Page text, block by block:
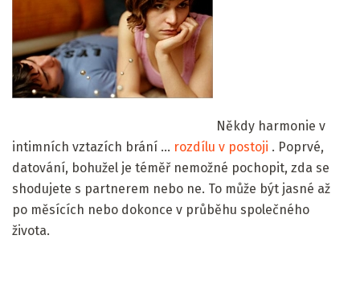
Někdy harmonie v
intimních vztazích brání ... rozdílu v postoji . Poprvé,
datování, bohužel je téměř nemožné pochopit, zda se
shodujete s partnerem nebo ne. To může být jasné až
po měsících nebo dokonce v průběhu společného
života.